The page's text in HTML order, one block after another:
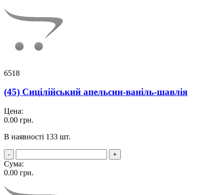
6518
(45) Сицілійський апельсин-ваніль-шавлія
Цена:
0.00 грн.
В наявності 133 шт.
- +
Сума:
0.00 грн.